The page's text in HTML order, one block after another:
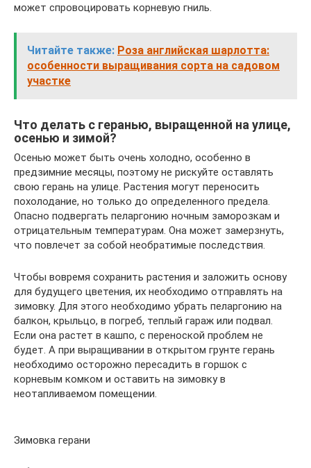
может спровоцировать корневую гниль.
Читайте также: Роза английская шарлотта:
особенности выращивания сорта на садовом
участке
Что делать с геранью, выращенной на улице,
осенью и зимой?
Осенью может быть очень холодно, особенно в
предзимние месяцы, поэтому не рискуйте оставлять
свою герань на улице. Растения могут переносить
похолодание, но только до определенного предела.
Опасно подвергать пеларгонию ночным заморозкам и
отрицательным температурам. Она может замерзнуть,
что повлечет за собой необратимые последствия.
Чтобы вовремя сохранить растения и заложить основу
для будущего цветения, их необходимо отправлять на
зимовку. Для этого необходимо убрать пеларгонию на
балкон, крыльцо, в погреб, теплый гараж или подвал.
Если она растет в кашпо, с переноской проблем не
будет. А при выращивании в открытом грунте герань
необходимо осторожно пересадить в горшок с
корневым комком и оставить на зимовку в
неотапливаемом помещении.
Зимовка герани